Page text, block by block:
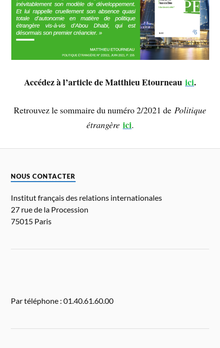
Accédez à l’article de Matthieu Etourneau ici.
Retrouvez le sommaire du numéro 2/2021 de Politique
étrangère ici.
NOUS CONTACTER
Institut français des relations internationales
27 rue de la Procession
75015 Paris
Par téléphone : 01.40.61.60.00